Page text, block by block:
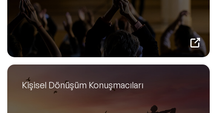
Kişisel Dönüşüm Konuşmacıları